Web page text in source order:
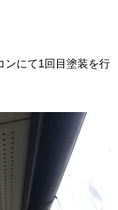
ンにて1回目塗装を行